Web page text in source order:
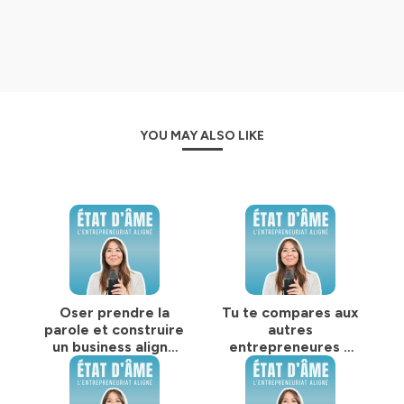
YOU MAY ALSO LIKE
Oser prendre la
parole et construire
un business aligné
avec Julia
Cantaragiu
Tu te compares aux
autres
entrepreneures ?
Mes astuces pour
en sortir vraiment